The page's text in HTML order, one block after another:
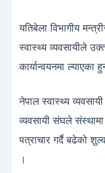
यतिबेला विभागीय
स्वास्थ्य व्यवसायीले
कार्यान्वयनमा ल्याएका
नेपाल स्वास्थ्य
व्यवसायी संघले
पत्राचार गर्दै बढेको
।